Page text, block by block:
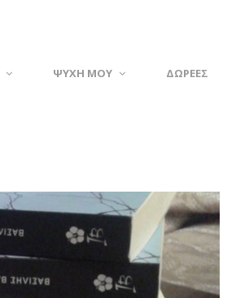
ΨΥΧΗ ΜΟΥ ΔΩΡΕΕΣ